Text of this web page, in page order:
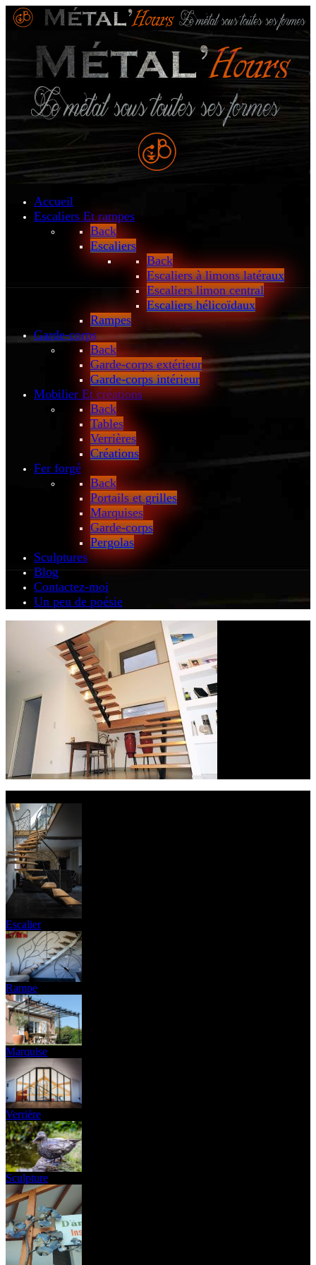
Accueil
Escaliers Et rampes
Back
Escaliers
Back
Escaliers à limons latéraux
Escaliers limon central
Escaliers hélicoïdaux
Rampes
Garde-corps
Back
Garde-corps extérieur
Garde-corps intérieur
Mobilier Et créations
Back
Tables
Verrières
Créations
Fer forgé
Back
Portails et grilles
Marquises
Garde-corps
Pergolas
Sculptures
Blog
Contactez-moi
Un peu de poésie
Escalier
Rampe
Marquise
Verrière
Sculpture